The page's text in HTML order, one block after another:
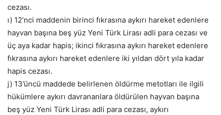
cezası.
ı) 12’nci maddenin birinci fıkrasına aykırı hareket edenlere
hayvan başına beş yüz Yeni Türk Lirası adli para cezası ve
üç aya kadar hapis; ikinci fıkrasına aykırı hareket edenlere
fıkrasına aykırı hareket edenlere iki yıldan dört yıla kadar
hapis cezası.
j) 13’üncü maddede belirlenen öldürme metotları ile ilgili
hükümlere aykırı davrananlara öldürülen hayvan başına
beş yüz Yeni Türk Lirası adli para cezası, aykırı